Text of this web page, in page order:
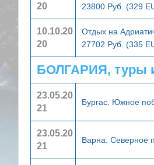
20
23800 Руб. (329
10.10.20
20
Отдых на
27702 Руб. (335
БОЛГАРИЯ, туры
23.05.20
21
Бургас. Южное
23.05.20
21
Варна. Северное